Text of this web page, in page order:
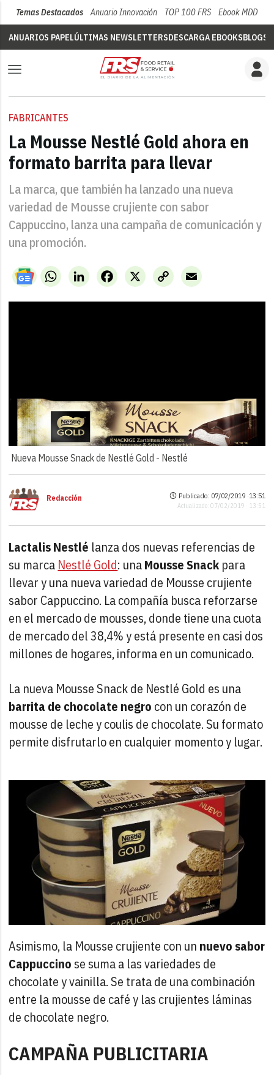
Temas Destacados Anuario Innovación TOP 100 FRS Ebook MDD
ANUARIOS PAPELÚLTIMAS NEWSLETTERSDESCARGA EBOOKSBLOGS
FABRICANTES
La Mousse Nestlé Gold ahora en
formato barrita para llevar
La marca, que también ha lanzado una nueva
variedad de Mousse crujiente con sabor
Cappuccino, lanza una campaña de comunicación y
una promoción.
WhatsAppLinkedIn X
Facebook
Copy
Link
Email
Nueva Mousse Snack de Nestlé Gold - Nestlé
Redacción Publicado: 07/02/2019 ·13:51
Actualizado: 07/02/2019 · 13:51
Lactalis Nestlé lanza dos nuevas referencias de
su marca Nestlé Gold: unaMousse Snackpara
llevar y una nueva variedad de Mousse crujiente
sabor Cappuccino. La compañía busca reforzarse
en el mercado de mousses, donde tiene una cuota
de mercado del 38,4% y está presente en casi dos
millones de hogares, informa en un comunicado.
La nueva Mousse Snack de Nestlé Gold es una
barrita de chocolate negro con un corazón de
mousse de leche y coulis de chocolate. Su formato
permite disfrutarlo en cualquier momento y lugar.
Asimismo, la Mousse crujiente con un nuevo sabor
Cappuccino se suma a las variedades de
chocolate y vainilla. Se trata de una combinación
entre la mousse de café y las crujientes láminas
de chocolate negro.
CAMPAÑA PUBLICITARIA